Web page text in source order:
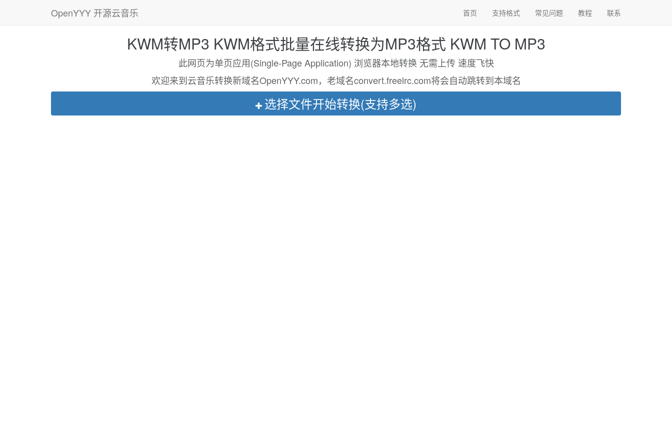
OpenYYY 开源云音乐 首页 支持格式 常见问题 教程 联系
KWM转MP3 KWM格式批量在线转换为MP3格式 KWM TO MP3
此网页为单页应用(Single-Page Application) 浏览器本地转换 无需上传 速度飞快
欢迎来到云音乐转换新域名OpenYYY.com，老域名convert.freelrc.com将会自动跳转到本域名
选择文件开始转换(支持多选)